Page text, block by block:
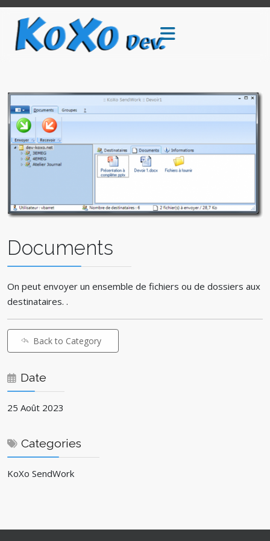
Documents
On peut envoyer un ensemble de fichiers ou de dossiers aux
destinataires. .
Back to Category
Date
25 Août 2023
Categories
KoXo SendWork